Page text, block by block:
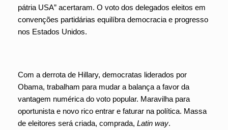
pátria USA” acertaram. O voto dos delegados eleitos em
convenções partidárias equilíbra democracia e progresso
nos Estados Unidos.
Com a derrota de Hillary, democratas liderados por
Obama, trabalham para mudar a balança a favor da
vantagem numérica do voto popular. Maravilha para
oportunista e novo rico entrar e faturar na política. Massa
de eleitores será criada, comprada, Latin way.